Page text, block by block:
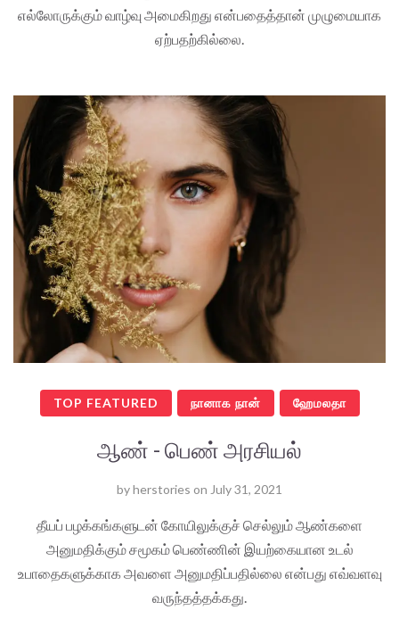
எல்லோருக்கும் வாழ்வு அமைகிறது என்பதைத்தான் முழுமையாக
ஏற்பதற்கில்லை.
TOP FEATURED நானாக நான் ஹேமலதா
ஆண் - பெண் அரசியல்
byherstories on July 31, 2021
தீயப் பழக்கங்களுடன் கோயிலுக்குச் செல்லும் ஆண்களை
அனுமதிக்கும் சமூகம் பெண்ணின் இயற்கையான உடல்
உபாதைகளுக்காக அவளை அனுமதிப்பதில்லை என்பது எவ்வளவு
வருந்தத்தக்கது.